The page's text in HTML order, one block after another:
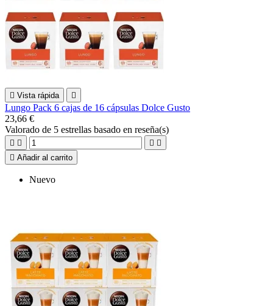
 Vista rápida 
Lungo Pack 6 cajas de 16 cápsulas Dolce Gusto
23,66 €
Valorado de 5 estrellas basado en reseña(s)
   
 Añadir al carrito
Nuevo